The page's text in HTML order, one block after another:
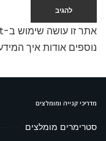
אתר זו עושה שימוש ב-Akismet כדי לסנן תגובות זבל.
נוספים אודות איך
מדריכי קנייה ומומלצים
סטרימרים מומלצים